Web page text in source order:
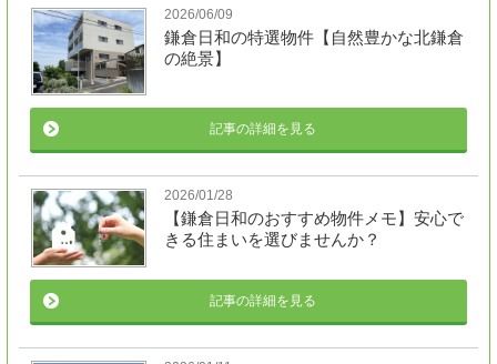
2026/06/09
鎌倉日和の特選物件【自然豊かな北鎌倉
の絶景】
記事の詳細を見る
2026/01/28
【鎌倉日和のおすすめ物件メモ】安心で
きる住まいを選びませんか？
記事の詳細を見る